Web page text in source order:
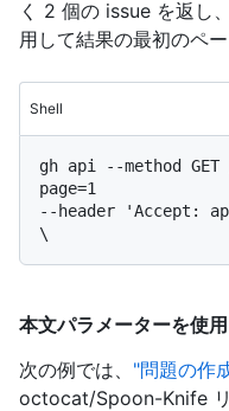
く 2 個の issue を返し、
用して結果の最初のペ
Shell
gh api --method
page=1
--header 'Accept:
本文パラメーターを使
次の例では、 "問題の作
octocat/Spoon-Knife